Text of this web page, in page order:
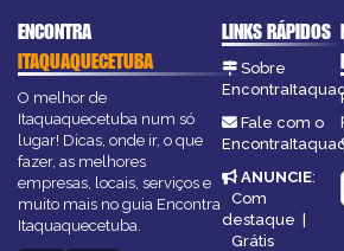
ENCONTRA
ITAQUAQUECETUBA
O melhor de
Itaquaquecetuba num só
lugar! Dicas, onde ir, o que
fazer, as melhores
empresas, locais, serviços e
muito mais no guia Encontra
Itaquaquecetuba.
LINKS RÁPIDOS
Sobre
Fale com o
ANUNCIE:
Com
destaque |
Grátis